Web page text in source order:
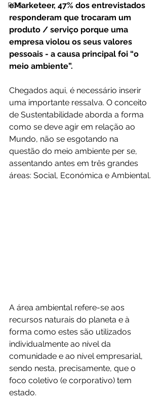
POS
eMarketeer, 47% dos entrevistados
responderam que trocaram um
produto / serviço porque uma
empresa violou os seus valores
pessoais - a causa principal foi “o
meio ambiente”.
Chegados aqui, é necessário inserir
uma importante ressalva. O conceito
de Sustentabilidade aborda a forma
como se deve agir em relação ao
Mundo, não se esgotando na
questão do meio ambiente per se,
assentando antes em três grandes
áreas: Social, Económica e Ambiental.
A área ambiental refere-se aos
recursos naturais do planeta e à
forma como estes são utilizados
individualmente ao nível da
comunidade e ao nível empresarial,
sendo nesta, precisamente, que o
foco coletivo (e corporativo) tem
estado.